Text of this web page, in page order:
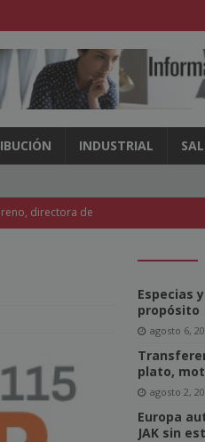
INDUSTRIAL
directora de
NOTICIAS
Especias
propósito
agosto 6,
plato,
agosto 2,
Europa
JAK sin